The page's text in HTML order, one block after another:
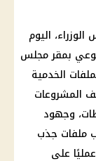
اليوم
الأسبوعي بمقر مجلس
الخدمية
المشروعات
وجهود
ملفات جذب
عمليًا على